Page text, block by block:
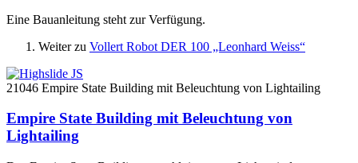
Eine Bauanleitung steht zur Verfügung.
Weiter zu Vollert Robot DER 100 „Leonhard Weiss“
21046 Empire State Building mit Beleuchtung von Lightailing
Empire State Building mit Beleuchtung von
Lightailing